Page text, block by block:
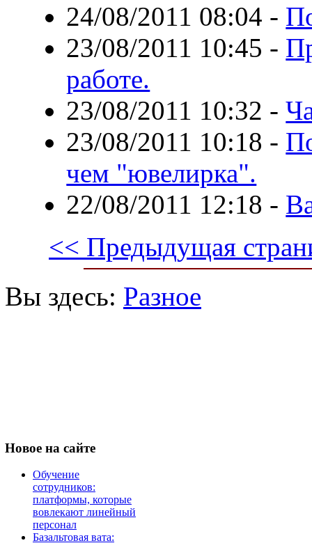
24/08/2011 08:04 -
23/08/2011 10:45 -
работе.
23/08/2011 10:32 -
23/08/2011 10:18 -
чем "ювелирка".
22/08/2011 12:18 -
<< Предыдущая
Вы здесь: Разное
Новое на сайте
Обучение
сотрудников:
платформы, которые
вовлекают линейный
персонал
Базальтовая вата: